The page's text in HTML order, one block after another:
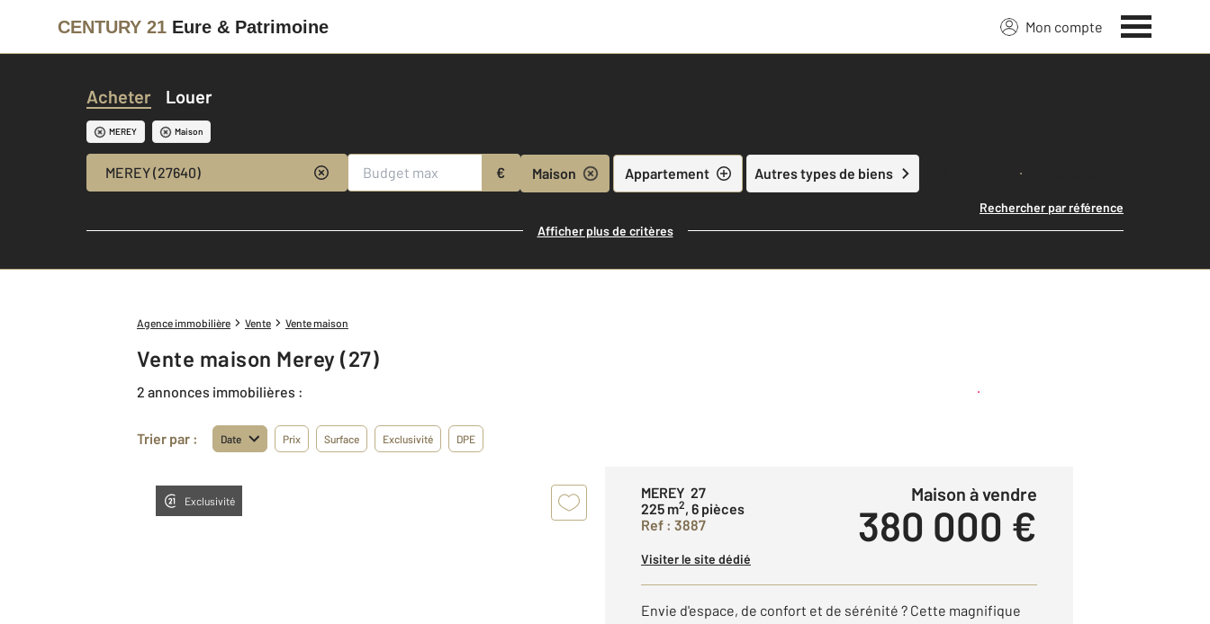
CENTURY 21 Eure & Patrimoine Mon compte
Acheter Louer
MEREY Maison
MEREY (27640) € Maison Appartement Autres types de biens Lancer ma recherche
Rechercher par référence
Afficher plus de critères
Agence immobilière Vente Vente maison
Vente maison Merey (27)
2 annonces immobilières : Créer une alerte
Trier par : Date Prix Surface Exclusivité DPE
Exclusivité
MEREY 27
225 m2, 6 pièces
Ref : 3887
Maison à vendre
380 000 €
Visiter le site dédié
Envie d'espace, de confort et de sérénité ? Cette magnifique